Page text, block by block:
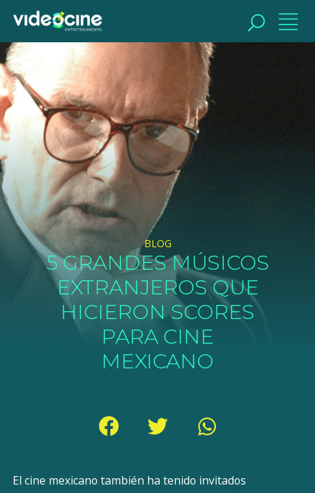
BLOG
5 GRANDES MÚSICOS
EXTRANJEROS QUE
HICIERON SCORES
PARA CINE
MEXICANO
El cine mexicano también ha tenido invitados